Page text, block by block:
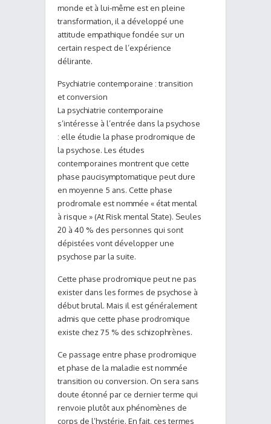
monde et à lui-même est en pleine
transformation, il a développé une
attitude empathique fondée sur un
certain respect de l’expérience
délirante.
Psychiatrie contemporaine : transition
et conversion
La psychiatrie contemporaine
s’intéresse à l’entrée dans la psychose
: elle étudie la phase prodromique de
la psychose. Les études
contemporaines montrent que cette
phase paucisymptomatique peut dure
en moyenne 5 ans. Cette phase
prodromale est nommée « état mental
à risque » (At Risk mental State). Seules
20 à 40 % des personnes qui sont
dépistées vont développer une
psychose par la suite.
Cette phase prodromique peut ne pas
exister dans les formes de psychose à
début brutal. Mais il est généralement
admis que cette phase prodromique
existe chez 75 % des schizophrènes.
Ce passage entre phase prodromique
et phase de la maladie est nommée
transition ou conversion. On sera sans
doute étonné par ce dernier terme qui
renvoie plutôt aux phénomènes de
corps de l’hystérie. En fait, ces termes